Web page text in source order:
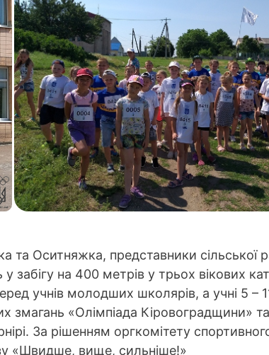
та Оситняжка, представники сільської
забігу на 400 метрів у трьох вікових
учнів молодших школярів, а учні 5 –
змагань «Олімпіада Кіровоградщини» та
За рішенням оргкомітету
«Швидше, вище, сильніше!»